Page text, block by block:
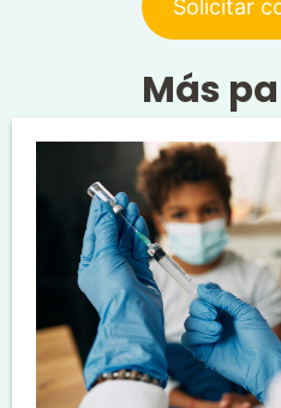
Solicitar
Más